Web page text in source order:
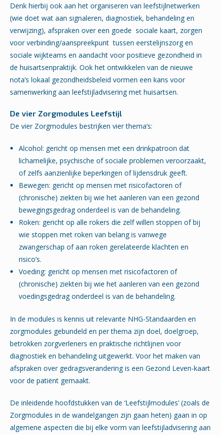
Denk hierbij ook aan het organiseren van leefstijlnetwerken
(wie doet wat aan signaleren, diagnostiek, behandeling en
verwijzing), afspraken over een goede sociale kaart, zorgen
voor verbinding/aanspreekpunt tussen eerstelijnszorg en
sociale wijkteams en aandacht voor positieve gezondheid in
de huisartsenpraktijk. Ook het ontwikkelen van de nieuwe
nota’s lokaal gezondheidsbeleid vormen een kans voor
samenwerking aan leefstijladvisering met huisartsen.
De vier Zorgmodules Leefstijl
De vier Zorgmodules bestrijken vier thema’s:
Alcohol: gericht op mensen met een drinkpatroon dat
lichamelijke, psychische of sociale problemen veroorzaakt,
of zelfs aanzienlijke beperkingen of lijdensdruk geeft.
Bewegen: gericht op mensen met risicofactoren of
(chronische) ziekten bij wie het aanleren van een gezond
bewegingsgedrag onderdeel is van de behandeling.
Roken: gericht op alle rokers die zelf willen stoppen of bij
wie stoppen met roken van belang is vanwege
zwangerschap of aan roken gerelateerde klachten en
risico’s.
Voeding: gericht op mensen met risicofactoren of
(chronische) ziekten bij wie het aanleren van een gezond
voedingsgedrag onderdeel is van de behandeling.
In de modules is kennis uit relevante NHG-Standaarden en
zorgmodules gebundeld en per thema zijn doel, doelgroep,
betrokken zorgverleners en praktische richtlijnen voor
diagnostiek en behandeling uitgewerkt. Voor het maken van
afspraken over gedragsverandering is een Gezond Leven-kaart
voor de patiënt gemaakt.
De inleidende hoofdstukken van de ‘Leefstijlmodules’ (zoals de
Zorgmodules in de wandelgangen zijn gaan heten) gaan in op
algemene aspecten die bij elke vorm van leefstijladvisering aan